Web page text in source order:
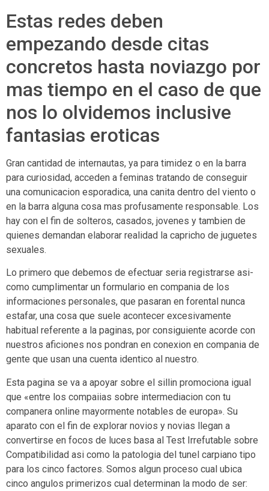
Estas redes deben
empezando desde citas
concretos hasta noviazgo por
mas tiempo en el caso de que
nos lo olvidemos inclusive
fantasias eroticas
Gran cantidad de internautas, ya para timidez o en la barra
para curiosidad, acceden a feminas tratando de conseguir
una comunicacion esporadica, una canita dentro del viento o
en la barra alguna cosa mas profusamente responsable. Los
hay con el fin de solteros, casados, jovenes y tambien de
quienes demandan elaborar realidad la capricho de juguetes
sexuales.
Lo primero que debemos de efectuar seri­a registrarse asi­
como cumplimentar un formulario en compania de los
informaciones personales, que pasaran en forental nunca
estafar, una cosa que suele acontecer excesivamente
habitual referente a la paginas, por consiguiente acorde con
nuestros aficiones nos pondran en conexion en compania de
gente que usan una cuenta identico al nuestro.
Esta pagina se va a apoyar sobre el silli­n promociona igual
que «entre los compaiias sobre intermediacion con tu
companera online mayormente notables de europa». Su
aparato con el fin de explorar novios y novias llegan a
convertirse en focos de luces basa al Test Irrefutable sobre
Compatibilidad asi­ como la patologi­a del tunel carpiano tipo
para los cinco factores. Somos algun proceso cual ubica
cinco angulos primerizos cual determinan la modo de ser: